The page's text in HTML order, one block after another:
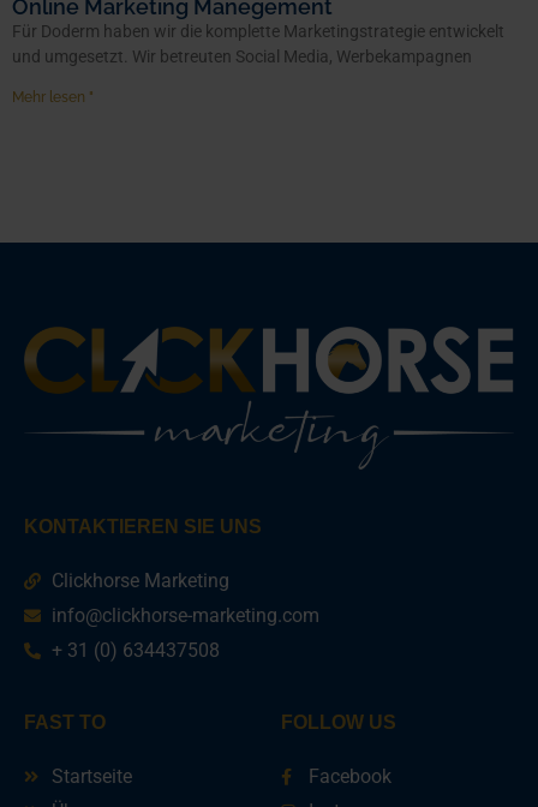
Online Marketing Manegement
Für Doderm haben wir die komplette Marketingstrategie entwickelt
und umgesetzt. Wir betreuten Social Media, Werbekampagnen
Mehr lesen "
KONTAKTIEREN SIE UNS
Clickhorse Marketing
info@clickhorse-marketing.com
+ 31 (0) 634437508
FAST TO
Startseite
FOLLOW US
Facebook